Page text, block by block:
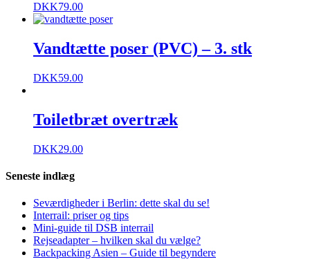
DKK79.00
Vandtætte poser (PVC) – 3. stk
DKK59.00
Toiletbræt overtræk
DKK29.00
Seneste indlæg
Seværdigheder i Berlin: dette skal du se!
Interrail: priser og tips
Mini-guide til DSB interrail
Rejseadapter – hvilken skal du vælge?
Backpacking Asien – Guide til begyndere